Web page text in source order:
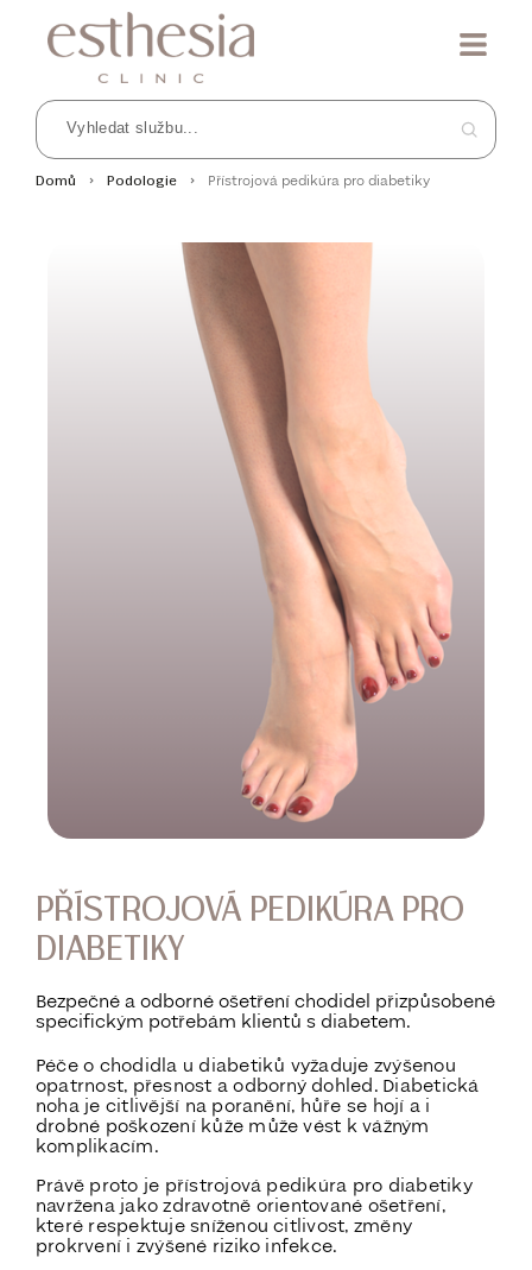
Domů Podologie Přístrojová pedikúra pro diabetiky
PŘÍSTROJOVÁ PEDIKÚRA PRO
DIABETIKY
Bezpečné a odborné ošetření chodidel přizpůsobené
specifickým potřebám klientů s diabetem.
Péče o chodidla u diabetiků vyžaduje zvýšenou
opatrnost, přesnost a odborný dohled. Diabetická
noha je citlivější na poranění, hůře se hojí a i
drobné poškození kůže může vést k vážným
komplikacím.
Právě proto je přístrojová pedikúra pro diabetiky
navržena jakozdravotně orientované ošetření,
které respektuje sníženou citlivost, změny
prokrvení i zvýšené riziko infekce.